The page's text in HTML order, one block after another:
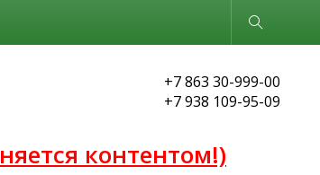
Обычная версия
+7 863 30-999-00
+7 938 109-95-09
контентом!)